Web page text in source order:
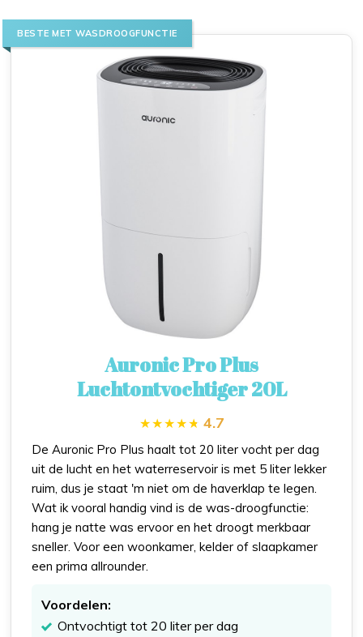
BESTE MET WASDROOGFUNCTIE
Auronic Pro Plus
Luchtontvochtiger 20L
4.7
De Auronic Pro Plus haalt tot 20 liter vocht per dag
uit de lucht en het waterreservoir is met 5 liter lekker
ruim, dus je staat 'm niet om de haverklap te legen.
Wat ik vooral handig vind is de was-droogfunctie:
hang je natte was ervoor en het droogt merkbaar
sneller. Voor een woonkamer, kelder of slaapkamer
een prima allrounder.
Voordelen:
Ontvochtigt tot 20 liter per dag